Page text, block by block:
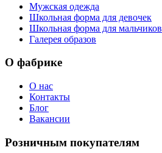
Мужская одежда
Школьная форма для девочек
Школьная форма для мальчиков
Галерея образов
О фабрике
О нас
Контакты
Блог
Вакансии
Розничным покупателям